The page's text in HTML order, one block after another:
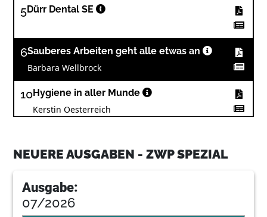
5Dürr Dental SE
6Sauberes Arbeiten geht alle etwas an
Barbara Wellbrock
10Hygiene in aller Munde
Kerstin Oesterreich
Übertragungsinstrumentenbringt
Sicherheit
NEUERE AUSGABEN - ZWP SPEZIAL
Ausgabe:
07/2026